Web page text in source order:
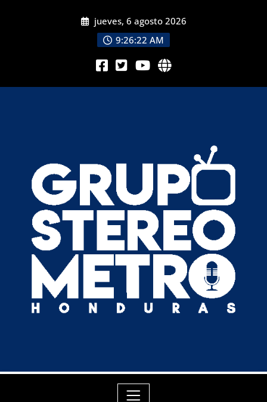
jueves, 6 agosto 2026
9:26:24 AM